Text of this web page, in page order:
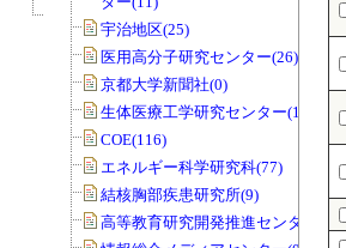
宇治地区(25)
医用高分子研究センター(26)
京都大学新聞社(0)
生体医療工学研究センター(19)
COE(116)
エネルギー科学研究科(77)
結核胸部疾患研究所(9)
高等教育研究開発推進センター(68)